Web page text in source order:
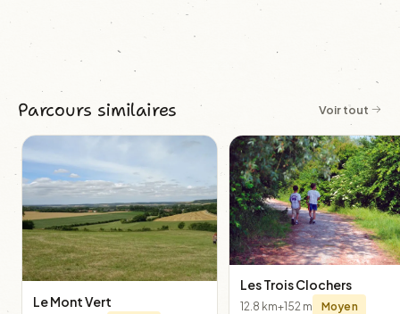
Parcours similaires Voir tout
Le Mont Vert
Les Trois Clochers
12.8 km+152 m Moyen